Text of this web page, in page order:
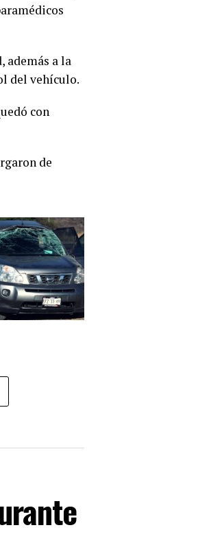
además a la
del vehículo.
con
de